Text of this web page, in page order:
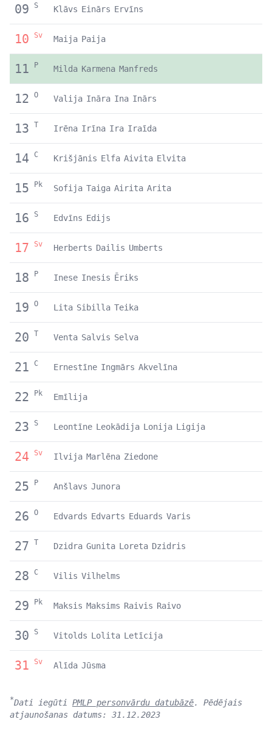
09 S Klāvs Einārs Ervīns
10 Sv Maija Paija
11 P Milda Karmena Manfreds
12 O Valija Ināra Ina Inārs
13 T Irēna Irīna Ira Iraīda
14 C Krišjānis Elfa Aivita Elvita
15 Pk Sofija Taiga Airita Arita
16 S Edvīns Edijs
17 Sv Herberts Dailis Umberts
18 P Inese Inesis Ēriks
19 O Lita Sibilla Teika
20 T Venta Salvis Selva
21 C Ernestīne Ingmārs Akvelīna
22 Pk Emīlija
23 S Leontīne Leokādija Lonija Ligija
24 Sv Ilvija Marlēna Ziedone
25 P Anšlavs Junora
26 O Edvards Edvarts Eduards Varis
27 T Dzidra Gunita Loreta Dzidris
28 C Vilis Vilhelms
29 Pk Maksis Maksims Raivis Raivo
30 S Vitolds Lolita Letīcija
31 Sv Alīda Jūsma
*Dati iegūti PMLP personvārdu datubāzē. Pēdējais
atjaunošanas datums: 31.12.2023